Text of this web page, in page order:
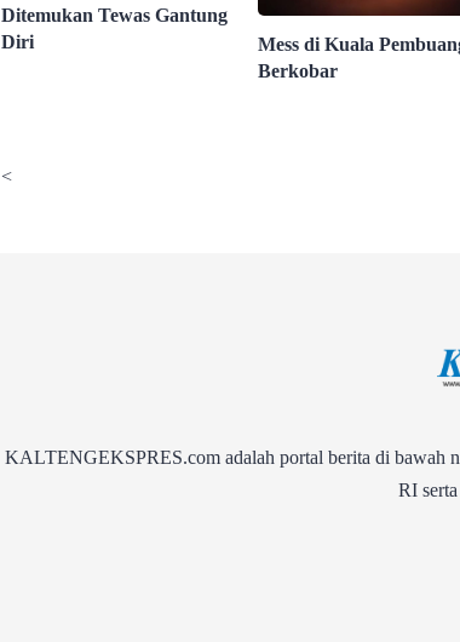
Ditemukan Tewas Gantung
Diri
Mess di Kuala
Berkobar
<
KALTENGEKSPRES.com adalah portal berita di bawah
RI